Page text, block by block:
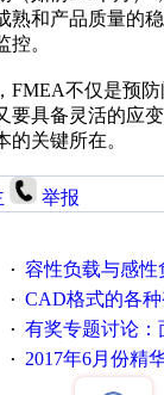
和产品质量的
。
不仅是预
具备灵活的应
关键所在。
举报
· 容性负载与感性负
· CAD格式的各
· 有奖专题讨论：面对低压变
· 2017年6月份精